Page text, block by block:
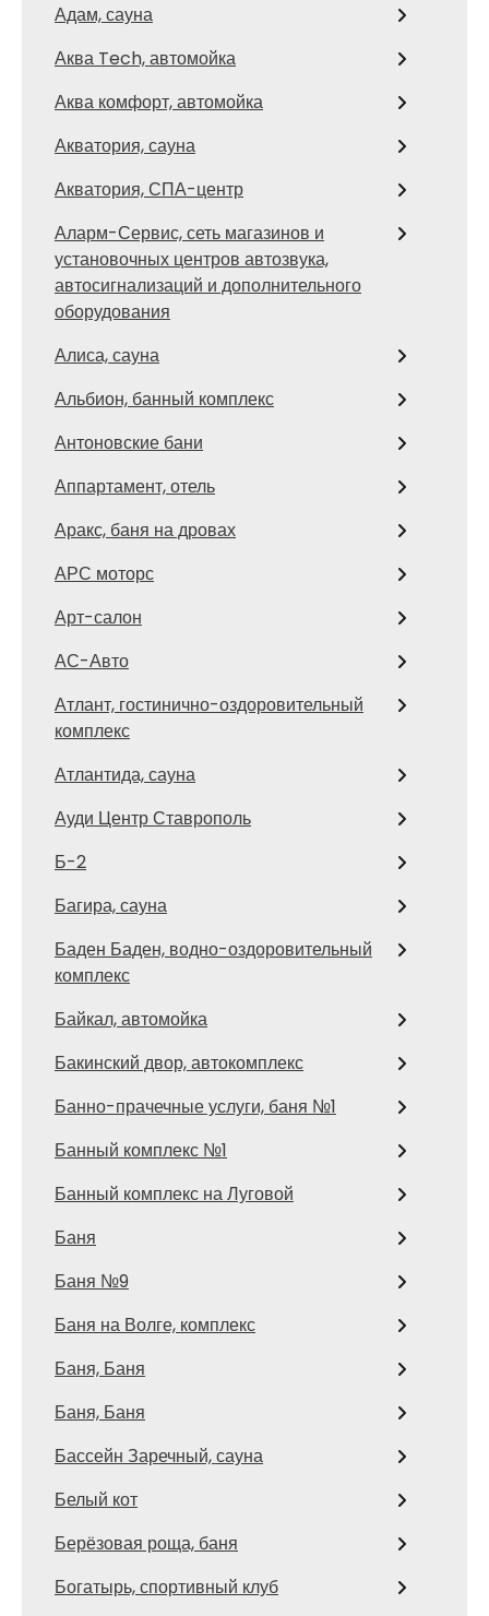
Адам, сауна
Аква Tech, автомойка
Аква комфорт, автомойка
Акватория, сауна
Акватория, СПА-центр
Аларм-Сервис, сеть магазинов и
установочных центров автозвука,
автосигнализаций и дополнительного
оборудования
Алиса, сауна
Альбион, банный комплекс
Антоновские бани
Аппартамент, отель
Аракс, баня на дровах
АРС моторс
Арт-салон
АС-Авто
Атлант, гостинично-оздоровительный
комплекс
Атлантида, сауна
Ауди Центр Ставрополь
Б-2
Багира, сауна
Баден Баден, водно-оздоровительный
комплекс
Байкал, автомойка
Бакинский двор, автокомплекс
Банно-прачечные услуги, баня №1
Банный комплекс №1
Банный комплекс на Луговой
Баня
Баня №9
Баня на Волге, комплекс
Баня, Баня
Баня, Баня
Бассейн Заречный, сауна
Белый кот
Берёзовая роща, баня
Богатырь, спортивный клуб